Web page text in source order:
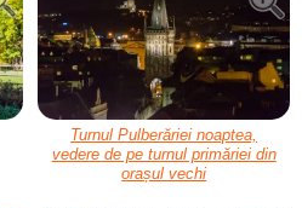
Turnul Pulberăriei noaptea,
vedere de pe turnul primăriei din
orașul vechi